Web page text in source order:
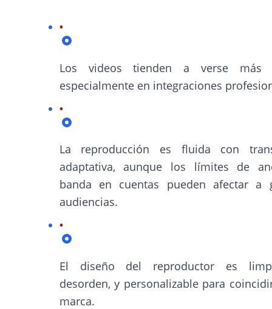
Los videos tienden a verse más
especialmente en integraciones
La reproducción es fluida con
adaptativa, aunque los límites de
banda en cuentas pueden afectar a
audiencias.
El diseño del reproductor es
desorden, y personalizable para
marca.